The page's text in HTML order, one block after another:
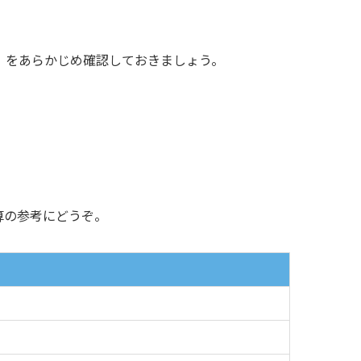
あらかじめ確認しておきましょう。
参考にどうぞ。